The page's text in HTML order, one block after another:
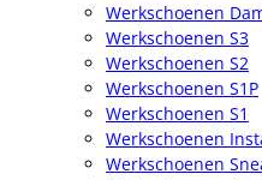
Werkschoenen
Werkschoenen S3
Werkschoenen S2
Werkschoenen S1P
Werkschoenen S1
Werkschoenen
Werkschoenen